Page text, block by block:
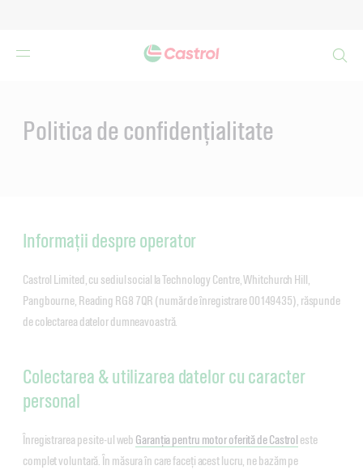
Politica de confidențialitate
Informații despre operator
Castrol Limited, cu sediul social la Technology Centre, Whitchurch Hill,
Pangbourne, Reading RG8 7QR (număr de înregistrare 00149435), răspunde
de colectarea datelor dumneavoastră.
Colectarea & utilizarea datelor cu caracter
personal
Înregistrarea pe site-ul web Garanția pentru motor oferită de Castrol este
complet voluntară. În măsura în care faceți acest lucru, ne bazăm pe